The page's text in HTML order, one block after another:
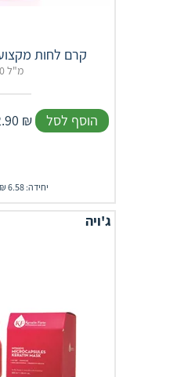
קרם לחות
500 מ"ל
₪ הוסף לסל
יחידה: 6.58 ₪ ל-100 מ"ל
ג'ויה